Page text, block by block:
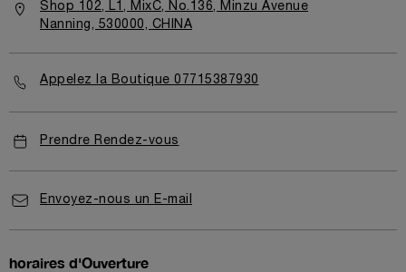
Shop 102, L1, MixC, No.136, Minzu Avenue
Nanning, 530000, CHINA
Appelez la Boutique 07715387930
Prendre Rendez-vous
Envoyez-nous un E-mail
horaires d'Ouverture